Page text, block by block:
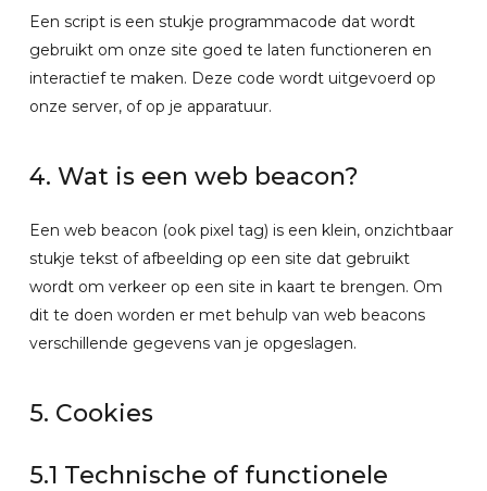
Een script is een stukje programmacode dat wordt
gebruikt om onze site goed te laten functioneren en
interactief te maken. Deze code wordt uitgevoerd op
onze server, of op je apparatuur.
4. Wat is een web beacon?
Een web beacon (ook pixel tag) is een klein, onzichtbaar
stukje tekst of afbeelding op een site dat gebruikt
wordt om verkeer op een site in kaart te brengen. Om
dit te doen worden er met behulp van web beacons
verschillende gegevens van je opgeslagen.
5. Cookies
5.1 Technische of functionele